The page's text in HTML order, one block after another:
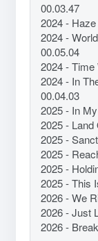
00.03.47
2024 -
2024 -
00.05.04
2024 - Time
2024 - In
00.04.03
2025 - In
2025 - Land
2025 -
2025 -
2025 -
2025 - This
2026 - We
2026 - Just
2026 -